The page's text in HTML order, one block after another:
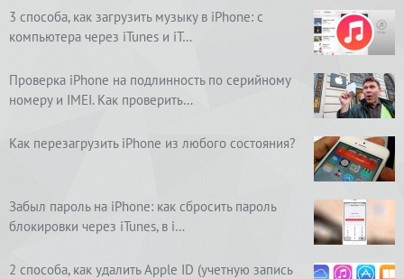
3 способа, как загрузить музыку в iPhone: с
компьютера через iTunes и iT…
Проверка iPhone на подлинность по серийному
номеру и IMEI. Как проверить…
Как перезагрузить iPhone из любого состояния?
Забыл пароль на iPhone: как сбросить пароль
блокировки через iTunes, в i…
2 способа, как удалить Apple ID (учетную запись